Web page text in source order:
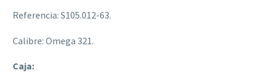
Referencia: S105.012-63.
Calibre: Omega 321.
Caja: